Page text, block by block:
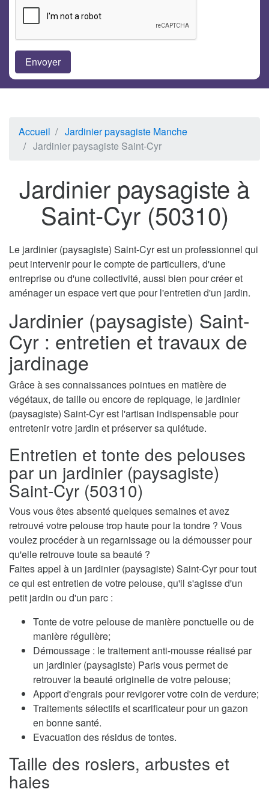
Accueil
Jardinier paysagiste Manche
Jardinier paysagiste Saint-Cyr
Jardinier paysagiste à
Saint-Cyr (50310)
Le jardinier (paysagiste) Saint-Cyr est un professionnel qui
peut intervenir pour le compte de particuliers, d'une
entreprise ou d'une collectivité, aussi bien pour créer et
aménager un espace vert que pour l'entretien d'un jardin.
Jardinier (paysagiste) Saint-
Cyr : entretien et travaux de
jardinage
Grâce à ses connaissances pointues en matière de
végétaux, de taille ou encore de repiquage, le jardinier
(paysagiste) Saint-Cyr est l'artisan indispensable pour
entretenir votre jardin et préserver sa quiétude.
Entretien et tonte des pelouses
par un jardinier (paysagiste)
Saint-Cyr (50310)
Vous vous êtes absenté quelques semaines et avez
retrouvé votre pelouse trop haute pour la tondre ? Vous
voulez procéder à un regarnissage ou la démousser pour
qu'elle retrouve toute sa beauté ?
Faites appel à un jardinier (paysagiste) Saint-Cyr pour tout
ce qui est entretien de votre pelouse, qu'il s'agisse d'un
petit jardin ou d'un parc :
Tonte de votre pelouse de manière ponctuelle ou de
manière régulière;
Démoussage : le traitement anti-mousse réalisé par
un jardinier (paysagiste) Paris vous permet de
retrouver la beauté originelle de votre pelouse;
Apport d'engrais pour revigorer votre coin de verdure;
Traitements sélectifs et scarificateur pour un gazon
en bonne santé.
Evacuation des résidus de tontes.
Taille des rosiers, arbustes et
haies